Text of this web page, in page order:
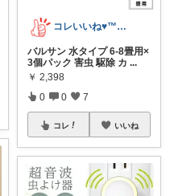
コレいいね♥️™▶コレクションも見てね！
バルサン 水タイプ 6-8畳用×
3個パック 害虫 駆除 カ ...
￥ 2,398
0 0 7
コレ いいね